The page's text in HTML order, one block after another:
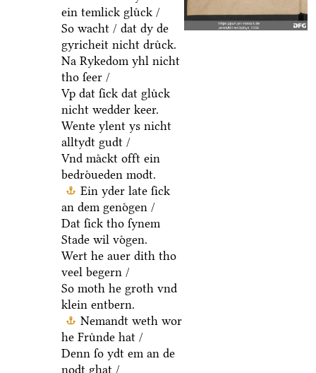
ein temlick gluͤck /
So wacht / dat dy de
gyricheit nicht druͤck.
Na Rykedom yhl nicht
tho ſeer /
Vp dat ſick dat gluͤck
nicht wedder keer.
Wente ylent ys nicht
alltydt gudt /
Vnd maͤckt offt ein
bedroͤueden modt.
Ein yder late ſick
an dem genoͤgen /
Dat ſick tho ſynem
Stade wil voͤgen.
Wert he auer dith tho
veel begern /
So moth he groth vnd
klein entbern.
Nemandt weth wor
he Fruͤnde hat /
Denn ſo ydt em an de
nodt ghat /